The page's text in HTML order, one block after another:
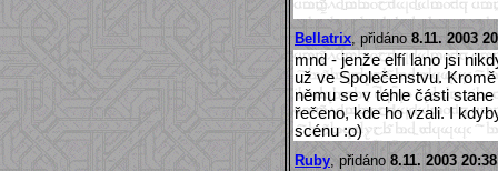
Bellatrix , přidáno 8.11. 2003
mnd - jenže elfí lano jsi
už ve Společenstvu.
němu se v téhle části
řečeno, kde ho vzali. I
scénu :o)
Ruby , přidáno 8.11. 2003